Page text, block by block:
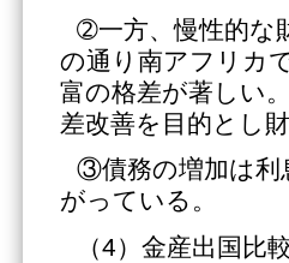
➁一方、慢性的な
の通り南アフリカ
富の格差が著しい
差改善を目的とし
③債務の増加は利
がっている。
（4）金産出国比